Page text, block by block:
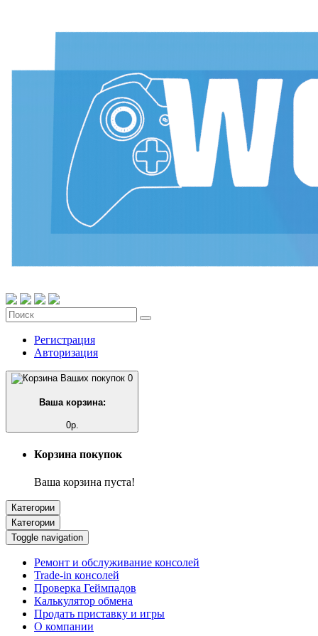
Регистрация
Авторизация
0
Ваша корзина:
0р.
Корзина покупок
Ваша корзина пуста!
Категории
Категории
Toggle navigation
Ремонт и обслуживание консолей
Trade-in консолей
Проверка Геймпадов
Калькулятор обмена
Продать приставку и игры
О компании